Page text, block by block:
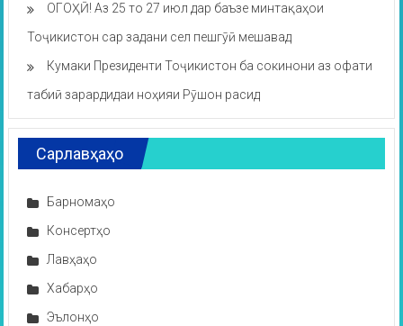
ОГОҲӢ! Аз 25 то 27 июл дар баъзе минтақаҳои
Тоҷикистон сар задани сел пешгӯӣ мешавад
Кумаки Президенти Тоҷикистон ба сокинони аз офати
табиӣ зарардидаи ноҳияи Рӯшон расид
Сарлавҳаҳо
Барномаҳо
Консертҳо
Лавҳаҳо
Хабарҳо
Эълонҳо